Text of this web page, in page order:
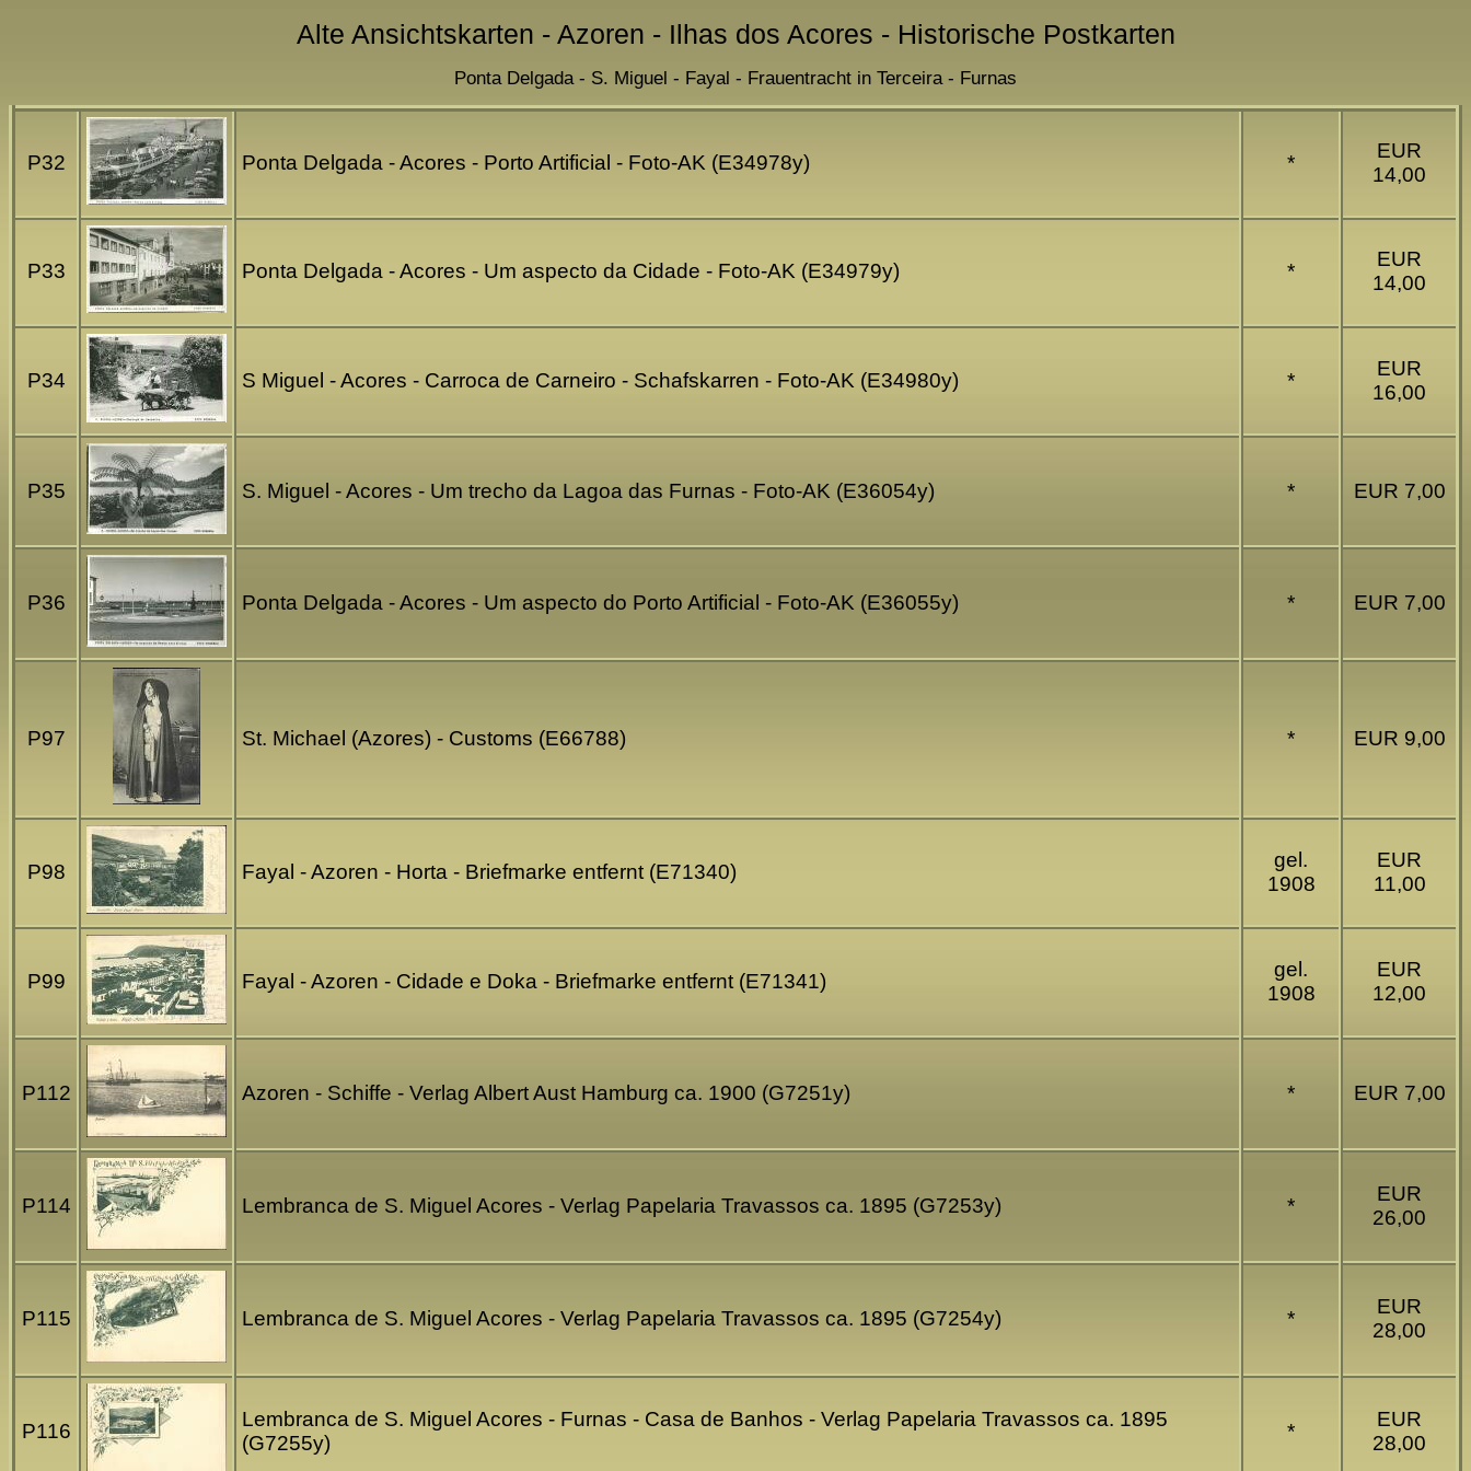
Alte Ansichtskarten - Azoren - Ilhas dos Acores - Historische Postkarten
Ponta Delgada - S. Miguel - Fayal - Frauentracht in Terceira - Furnas
P32 Ponta Delgada - Acores - Porto Artificial - Foto-AK (E34978y) *
EUR
14,00
P33 Ponta Delgada - Acores - Um aspecto da Cidade - Foto-AK (E34979y) *
EUR
14,00
P34 S Miguel - Acores - Carroca de Carneiro - Schafskarren - Foto-AK (E34980y) *
EUR
16,00
P35 S. Miguel - Acores - Um trecho da Lagoa das Furnas - Foto-AK (E36054y) * EUR 7,00
P36 Ponta Delgada - Acores - Um aspecto do Porto Artificial - Foto-AK (E36055y) * EUR 7,00
P97 St. Michael (Azores) - Customs (E66788) * EUR 9,00
P98 Fayal - Azoren - Horta - Briefmarke entfernt (E71340)
gel.
1908
EUR
11,00
P99 Fayal - Azoren - Cidade e Doka - Briefmarke entfernt (E71341)
gel.
1908
EUR
12,00
P112 Azoren - Schiffe - Verlag Albert Aust Hamburg ca. 1900 (G7251y) * EUR 7,00
P114 Lembranca de S. Miguel Acores - Verlag Papelaria Travassos ca. 1895 (G7253y) *
EUR
26,00
P115 Lembranca de S. Miguel Acores - Verlag Papelaria Travassos ca. 1895 (G7254y) *
EUR
28,00
P116
Lembranca de S. Miguel Acores - Furnas - Casa de Banhos - Verlag Papelaria Travassos ca. 1895
(G7255y)
*
EUR
28,00